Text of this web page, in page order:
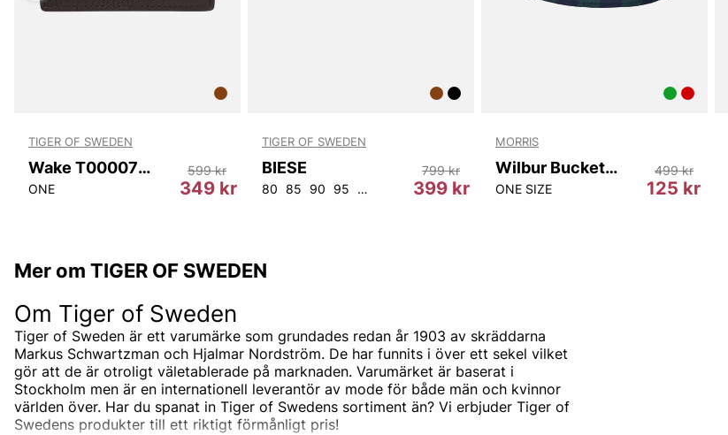
TIGER OF SWEDEN
Wake T00007 10N
ONE 349 kr
599 kr
TIGER OF SWEDEN
BIESE
80 85 90 95 100 399 kr
799 kr
MORRIS
Wilbur Bucket Hat
ONE SIZE 125 kr
499 kr
Mer om TIGER OF SWEDEN
Om Tiger of Sweden
Tiger of Sweden är ett varumärke som grundades redan år 1903 av skräddarna
Markus Schwartzman och Hjalmar Nordström. De har funnits i över ett sekel vilket
gör att de är otroligt väletablerade på marknaden. Varumärket är baserat i
Stockholm men är en internationell leverantör av mode för både män och kvinnor
världen över. Har du spanat in Tiger of Swedens sortiment än? Vi erbjuder Tiger of
Swedens produkter till ett riktigt förmånligt pris!